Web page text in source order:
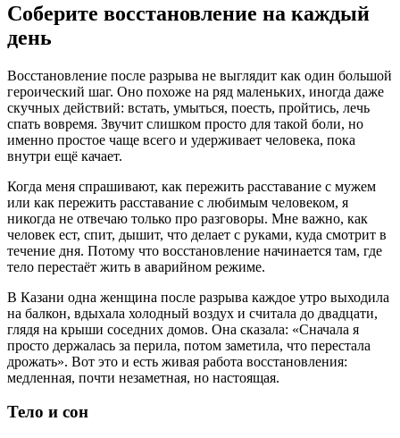
Соберите восстановление на каждый
день
Восстановление после разрыва не выглядит как один большой
героический шаг. Оно похоже на ряд маленьких, иногда даже
скучных действий: встать, умыться, поесть, пройтись, лечь
спать вовремя. Звучит слишком просто для такой боли, но
именно простое чаще всего и удерживает человека, пока
внутри ещё качает.
Когда меня спрашивают, как пережить расставание с мужем
или как пережить расставание с любимым человеком, я
никогда не отвечаю только про разговоры. Мне важно, как
человек ест, спит, дышит, что делает с руками, куда смотрит в
течение дня. Потому что восстановление начинается там, где
тело перестаёт жить в аварийном режиме.
В Казани одна женщина после разрыва каждое утро выходила
на балкон, вдыхала холодный воздух и считала до двадцати,
глядя на крыши соседних домов. Она сказала: «Сначала я
просто держалась за перила, потом заметила, что перестала
дрожать». Вот это и есть живая работа восстановления:
медленная, почти незаметная, но настоящая.
Тело и сон